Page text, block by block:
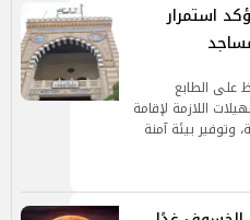
استمرار
على الطابع
اللازمة لإقامة
وتوفير بيئة آمنة